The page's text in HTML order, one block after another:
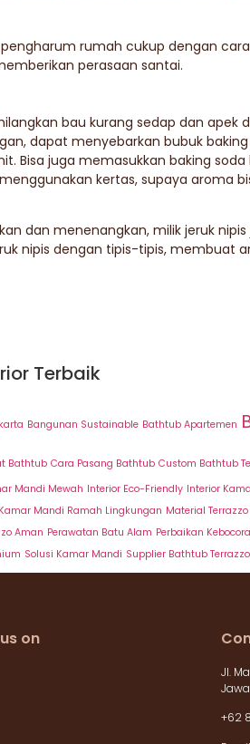
rumah cukup dengan
perasaan santai.
bau kurang sedap dan apek
dapat menyebarkan bubuk
Bisa juga memasukkan baking
kertas, supaya aroma
dan menenangkan, milik jeruk
nipis dengan tipis-tipis, membuat
Terbaik
Bangunan Sustainable Bathtub Apartemen
Bathtub Cara Pasang Bathtub Custom Bathtub
Mandi Mewah Interior Eco-Friendly Interior
Kamar Mandi Ramah Lingkungan Material Terrazzo
Aman Perawatan Batu Alam Perbaikan
Solusi Kamar Mandi Supplier Bathtub Terrazzo
on
Jl.
+62